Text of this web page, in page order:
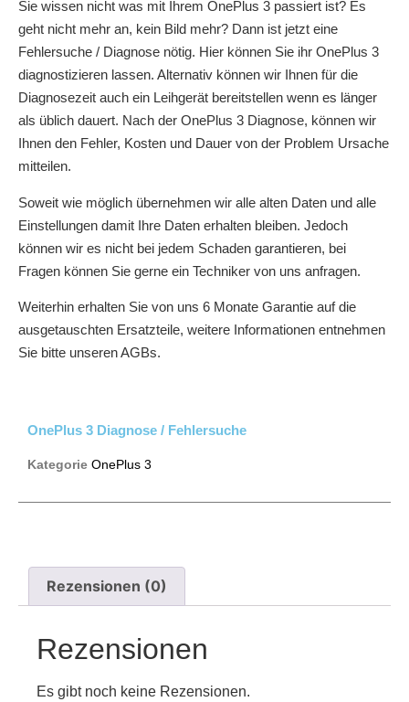
Sie wissen nicht was mit Ihrem OnePlus 3 passiert ist? Es
geht nicht mehr an, kein Bild mehr? Dann ist jetzt eine
Fehlersuche / Diagnose nötig. Hier können Sie ihr OnePlus 3
diagnostizieren lassen. Alternativ können wir Ihnen für die
Diagnosezeit auch ein Leihgerät bereitstellen wenn es länger
als üblich dauert. Nach der OnePlus 3 Diagnose, können wir
Ihnen den Fehler, Kosten und Dauer von der Problem Ursache
mitteilen.
Soweit wie möglich übernehmen wir alle alten Daten und alle
Einstellungen damit Ihre Daten erhalten bleiben. Jedoch
können wir es nicht bei jedem Schaden garantieren, bei
Fragen können Sie gerne ein Techniker von uns anfragen.
Weiterhin erhalten Sie von uns 6 Monate Garantie auf die
ausgetauschten Ersatzteile, weitere Informationen entnehmen
Sie bitte unseren AGBs.
OnePlus 3 Diagnose / Fehlersuche
Kategorie OnePlus 3
Rezensionen (0)
Rezensionen
Es gibt noch keine Rezensionen.